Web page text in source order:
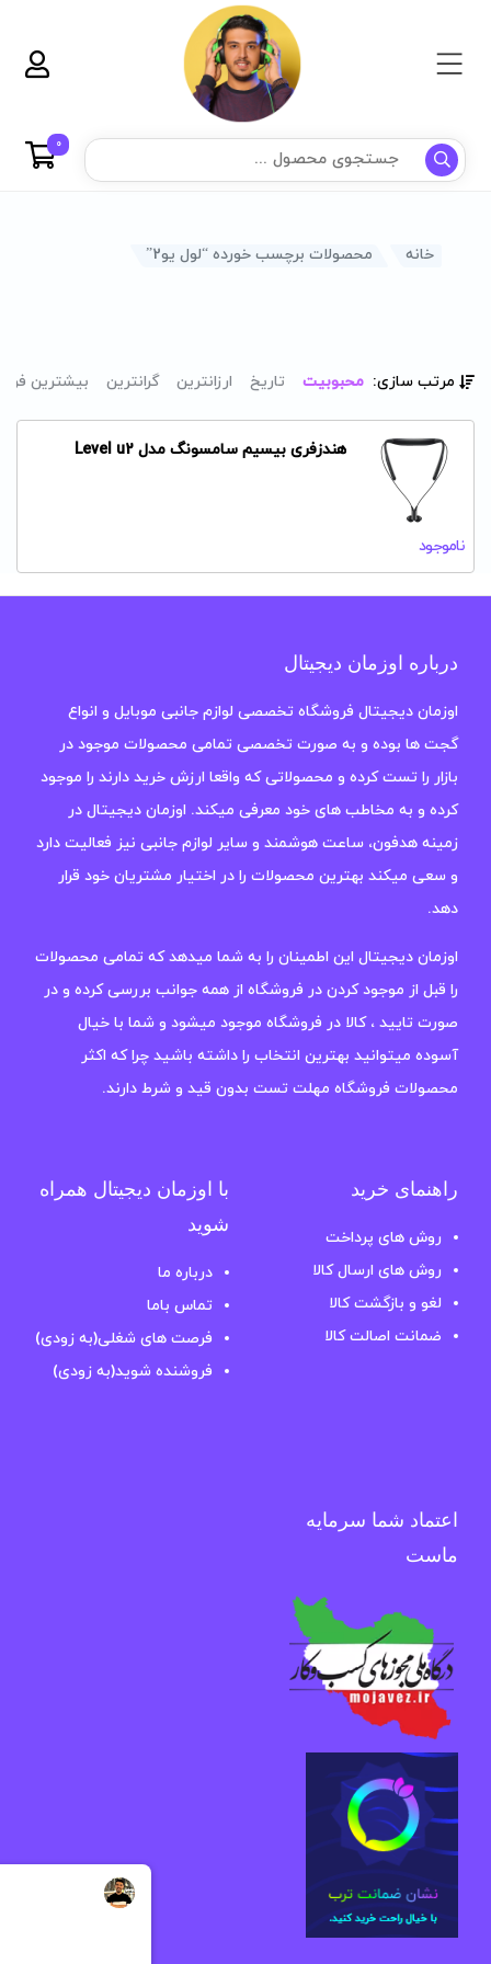
0
خانه محصولات برچسب خورده “لول یو2”
مرتب سازی: محبوبیت تاریخ ارزانترین گرانترین بیشترین
هندزفری بیسیم سامسونگ مدل Level u2
ناموجود
درباره اوزمان دیجیتال
اوزمان دیجیتال فروشگاه تخصصی لوازم جانبی موبایل و انواع
گجت ها بوده و به صورت تخصصی تمامی محصولات موجود در
بازار را تست کرده و محصولاتی که واقعا ارزش خرید دارند را موجود
کرده و به مخاطب های خود معرفی میکند. اوزمان دیجیتال در
زمینه هدفون، ساعت هوشمند و سایر لوازم جانبی نیز فعالیت دارد
و سعی میکند بهترین محصولات را در اختیار مشتریان خود قرار
دهد.
اوزمان دیجیتال این اطمینان را به شما میدهد که تمامی محصولات
را قبل از موجود کردن در فروشگاه از همه جوانب بررسی کرده و در
صورت تایید ، کالا در فروشگاه موجود میشود و شما با خیال
آسوده میتوانید بهترین انتخاب را داشته باشید چرا که اکثر
محصولات فروشگاه مهلت تست بدون قید و شرط دارند.
راهنمای خرید
روش های پرداخت
روش های ارسال کالا
لغو و بازگشت کالا
ضمانت اصالت کالا
با اوزمان دیجیتال همراه
شوید
درباره ما
تماس باما
فرصت های شغلی(به زودی)
فروشنده شوید(به زودی)
اعتماد شما سرمایه
ماست